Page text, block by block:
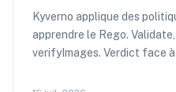
Kyverno applique des
apprendre le Rego.
verifyImages. Verdict face à